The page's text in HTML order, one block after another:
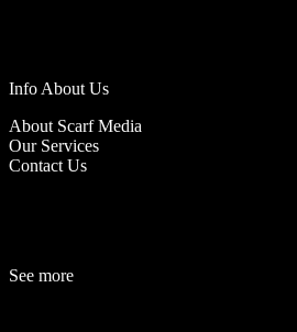
Info About Us
About Scarf Media
Our Services
Contact Us
See more